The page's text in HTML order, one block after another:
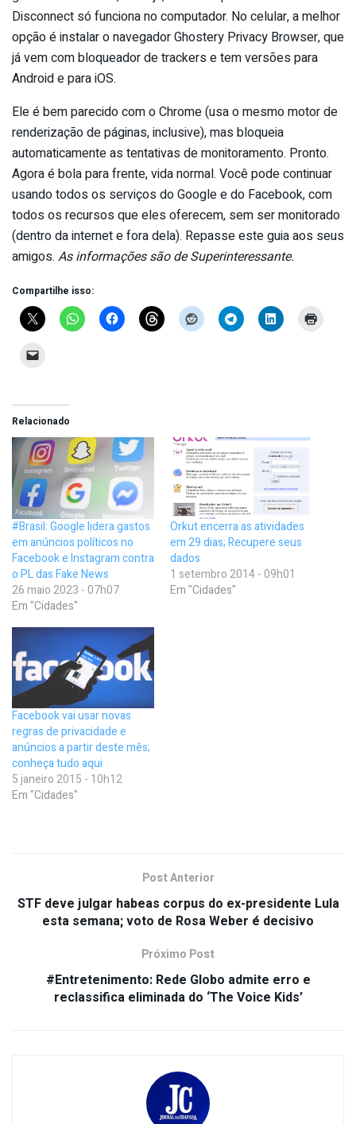
Disconnect só funciona no computador. No celular, a melhor
opção é instalar o navegador Ghostery Privacy Browser, que
já vem com bloqueador de trackers e tem versões para
Android e para iOS.
Ele é bem parecido com o Chrome (usa o mesmo motor de
renderização de páginas, inclusive), mas bloqueia
automaticamente as tentativas de monitoramento. Pronto.
Agora é bola para frente, vida normal. Você pode continuar
usando todos os serviços do Google e do Facebook, com
todos os recursos que eles oferecem, sem ser monitorado
(dentro da internet e fora dela). Repasse este guia aos seus
amigos. As informações são de Superinteressante.
Compartilhe isso:
Relacionado
#Brasil: Google lidera gastos
em anúncios políticos no
Facebook e Instagram contra
o PL das Fake News
26 maio 2023 - 07h07
Em "Cidades"
Orkut encerra as atividades
em 29 dias; Recupere seus
dados
1 setembro 2014 - 09h01
Em "Cidades"
Facebook vai usar novas
regras de privacidade e
anúncios a partir deste mês;
conheça tudo aqui
5 janeiro 2015 - 10h12
Em "Cidades"
Post Anterior
STF deve julgar habeas corpus do ex-presidente Lula
esta semana; voto de Rosa Weber é decisivo
Próximo Post
#Entretenimento: Rede Globo admite erro e
reclassifica eliminada do ‘The Voice Kids’